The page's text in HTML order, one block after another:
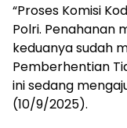
“Proses Komisi
Polri. Penahanan
keduanya sudah
Pemberhentian
ini sedang
(10/9/2025).